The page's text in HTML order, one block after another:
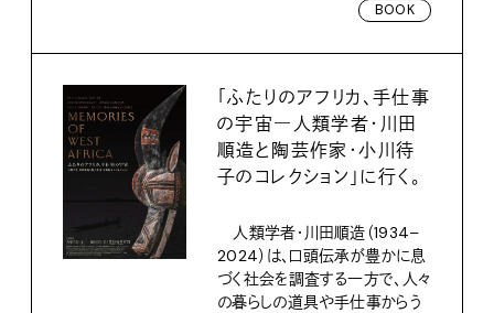
BOOK
「ふたりのアフリカ、手仕事
の宇宙―人類学者・川田
順造と陶芸作家・小川待
子のコレクション」に行く。
人類学者・川田順造（1934–
2024）は、口頭伝承が豊かに息
づく社会を調査する一方で、人々
の暮らしの道具や手仕事からう